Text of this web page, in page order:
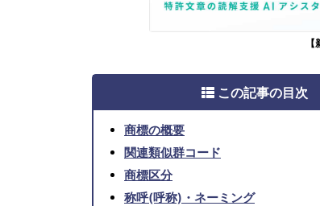
この記事の目次
商標の概要
関連類似群コード
商標区分
称呼(呼称)・ネーミング